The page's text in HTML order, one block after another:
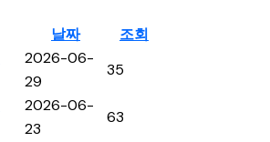
날짜
조회
2026-06-
29
35
2026-06-
23
63